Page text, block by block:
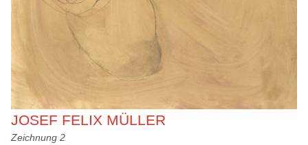
JOSEF FELIX MÜLLER
Zeichnung 2